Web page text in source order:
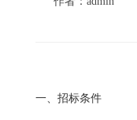
一、招标条件